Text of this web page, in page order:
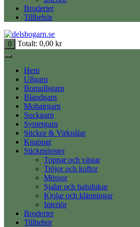
Broderier
Tillbehör
0 Totalt: 0,00 kr
Hem
Ullgarn
Bomullsgarn
Blandgarn
Mohairgarn
Sockgarn
Syntetgarn
Stickor & Virknålar
Knappar
Stickmönster
Toppar och västar
Tröjor och koftor
Mössor
Sjalar och halsdukar
Kjolar och klänningar
Interiör
Broderier
Tillbehör